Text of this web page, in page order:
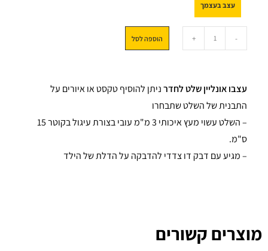
עצב בעצמך
-
+ הוספה לסל
עצבו אונליין שלט לחדרניתן להוסיף טקסט או איורים על
התבנית של השלט שתבחרו
– השלט עשוי מעץ איכותי 3 מ"מ עובי בצורת עיגול בקוטר 15
ס"מ.
– מגיע עם דבק דו צדדי להדבקה על הדלת של הילד
מוצרים קשורים